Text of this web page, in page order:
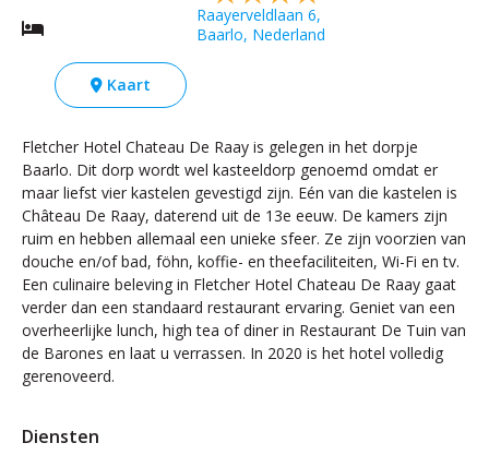
Raayerveldlaan 6,
Baarlo, Nederland
Kaart
Fletcher Hotel Chateau De Raay is gelegen in het dorpje
Baarlo. Dit dorp wordt wel kasteeldorp genoemd omdat er
maar liefst vier kastelen gevestigd zijn. Eén van die kastelen is
Château De Raay, daterend uit de 13e eeuw. De kamers zijn
ruim en hebben allemaal een unieke sfeer. Ze zijn voorzien van
douche en/of bad, föhn, koffie- en theefaciliteiten, Wi-Fi en tv.
Een culinaire beleving in Fletcher Hotel Chateau De Raay gaat
verder dan een standaard restaurant ervaring. Geniet van een
overheerlijke lunch, high tea of diner in Restaurant De Tuin van
de Barones en laat u verrassen. In 2020 is het hotel volledig
gerenoveerd.
Diensten